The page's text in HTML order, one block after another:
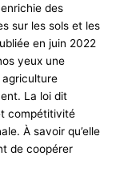
enrichie des
sur les sols et les
en juin 2022
yeux une
La loi dit
compétitivité
À savoir qu’elle
de coopérer